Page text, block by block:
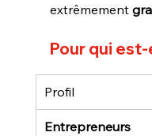
extrêmement
Pour qui
Profil